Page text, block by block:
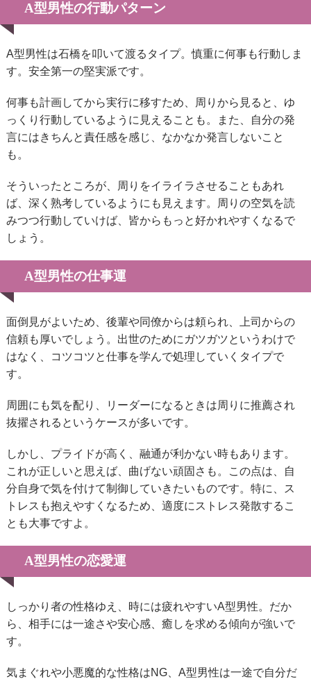
A型男性の行動パターン
A型男性は石橋を叩いて渡るタイプ。慎重に何事も行動しま
す。安全第一の堅実派です。
何事も計画してから実行に移すため、周りから見ると、ゆ
っくり行動しているように見えることも。また、自分の発
言にはきちんと責任感を感じ、なかなか発言しないこと
も。
そういったところが、周りをイライラさせることもあれ
ば、深く熟考しているようにも見えます。周りの空気を読
みつつ行動していけば、皆からもっと好かれやすくなるで
しょう。
A型男性の仕事運
面倒見がよいため、後輩や同僚からは頼られ、上司からの
信頼も厚いでしょう。出世のためにガツガツというわけで
はなく、コツコツと仕事を学んで処理していくタイプで
す。
周囲にも気を配り、リーダーになるときは周りに推薦され
抜擢されるというケースが多いです。
しかし、プライドが高く、融通が利かない時もあります。
これが正しいと思えば、曲げない頑固さも。この点は、自
分自身で気を付けて制御していきたいものです。特に、ス
トレスも抱えやすくなるため、適度にストレス発散するこ
とも大事ですよ。
A型男性の恋愛運
しっかり者の性格ゆえ、時には疲れやすいA型男性。だか
ら、相手には一途さや安心感、癒しを求める傾向が強いで
す。
気まぐれや小悪魔的な性格はNG、A型男性は一途で自分だ